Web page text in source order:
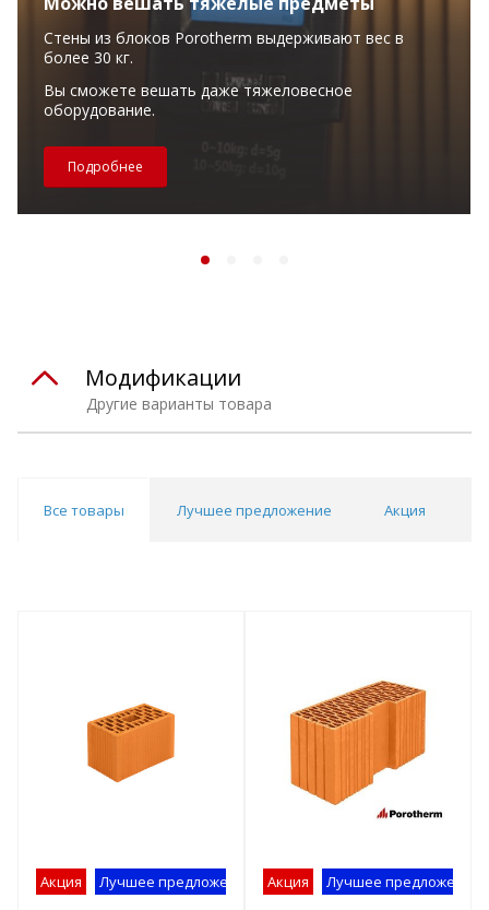
Стены из блоков Porotherm выдерживают вес в
более 30 кг.
Вы сможете вешать даже тяжеловесное
оборудование.
Подробнее
Другие варианты товара
Модификации
Все товары Лучшее предложение Акция
Акция Лучшее предложение Акция Лучшее предложение